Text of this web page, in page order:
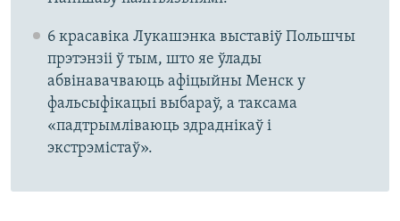
6 красавіка Лукашэнка выставіў Польшчы
прэтэнзіі ў тым, што яе ўлады
абвінавачваюць афіцыйны Менск у
фальсыфікацыі выбараў, а таксама
«падтрымліваюць здраднікаў і
экстрэмістаў».